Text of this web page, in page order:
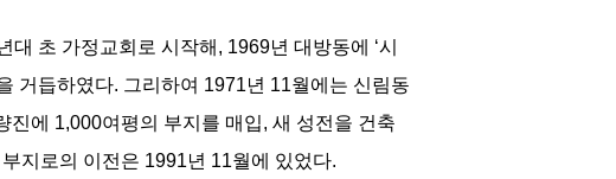
초 가정교회로 시작해, 1969년 대방동에 ‘시
거듭하였다. 그리하여 1971년 11월에는 신림동
진에 1,000여평의 부지를 매입, 새 성전을 건축
지로의 이전은 1991년 11월에 있었다.